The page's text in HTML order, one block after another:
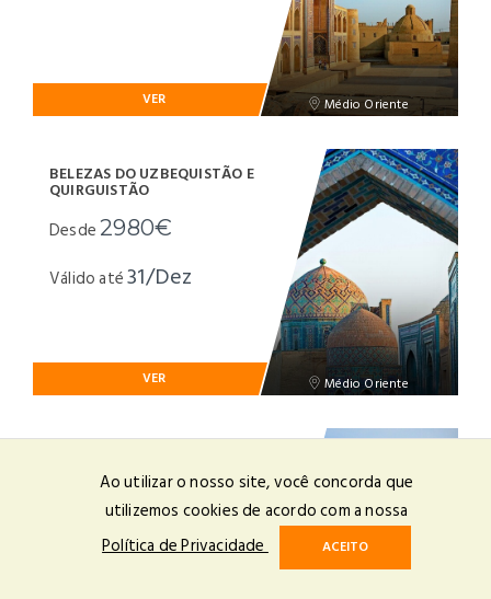
Médio Oriente
VER
Médio Oriente
BELEZAS DO UZBEQUISTÃO E
QUIRGUISTÃO
Desde 2980€
Válido até31/Dez
VER
Desde3525€
Válido até31/Dez
Ao utilizar o nosso site, você concorda que
utilizemos cookies de acordo com a nossa
Política de Privacidade
ACEITO